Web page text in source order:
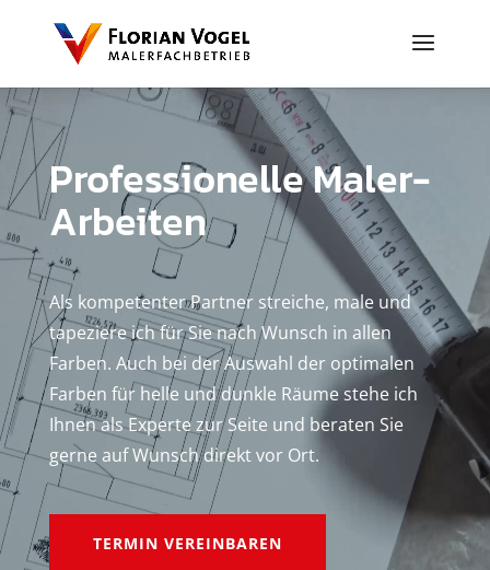
Video-
Player
Professionelle Maler-
Arbeiten
Als kompetenter Partner streiche, male und
tapeziere ich für Sie nach Wunsch in allen
Farben. Auch bei der Auswahl der optimalen
Farben für helle und dunkle Räume stehe ich
Ihnen als Experte zur Seite und beraten Sie
gerne auf Wunsch direkt vor Ort.
TERMIN VEREINBAREN